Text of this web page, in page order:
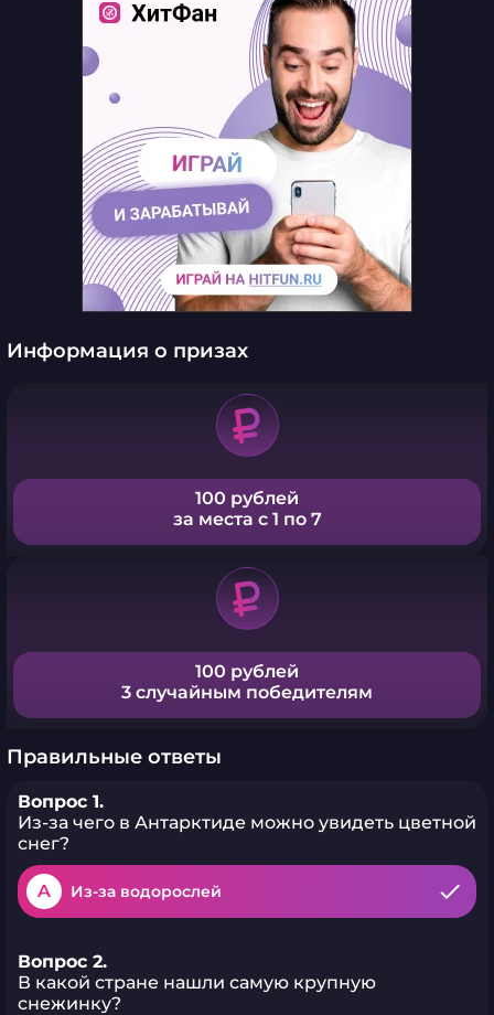
Информация о призах
100 рублей
за места с 1 по 7
100 рублей
3 случайным победителям
Правильные ответы
Вопрос 1.
Из-за чего в Антарктиде можно увидеть цветной
снег?
A Из-за водорослей
Вопрос 2.
В какой стране нашли самую крупную
снежинку?